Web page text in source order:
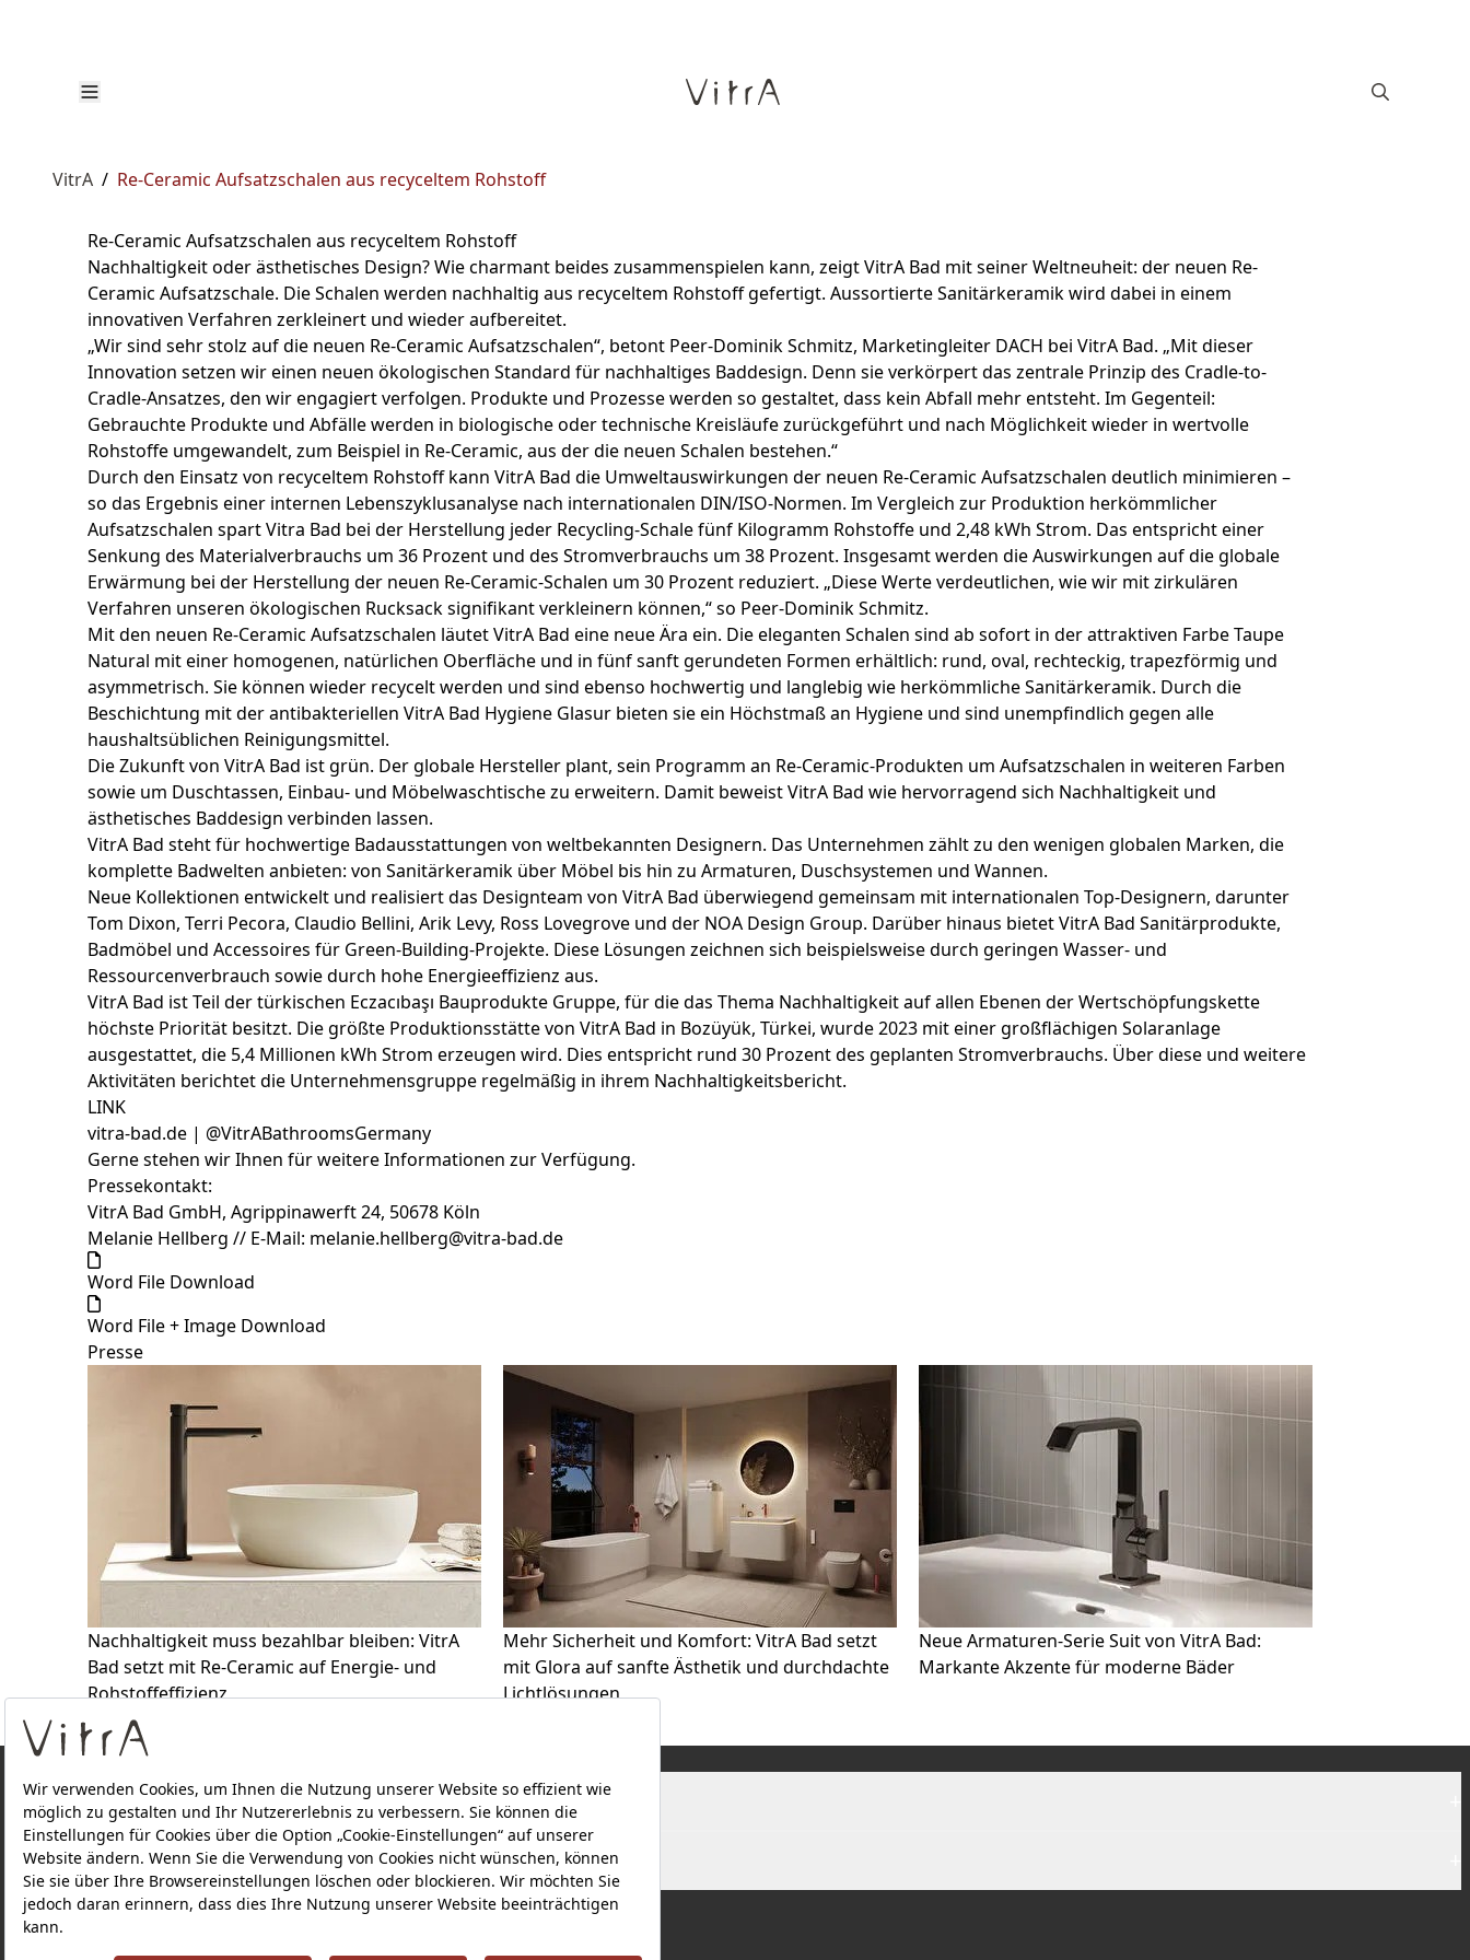
VitrA / Re-Ceramic Aufsatzschalen aus recyceltem Rohstoff
Re-Ceramic Aufsatzschalen aus recyceltem Rohstoff
Nachhaltigkeit oder ästhetisches Design? Wie charmant beides zusammenspielen kann, zeigt VitrA Bad mit seiner Weltneuheit: der neuen Re-
Ceramic Aufsatzschale. Die Schalen werden nachhaltig aus recyceltem Rohstoff gefertigt. Aussortierte Sanitärkeramik wird dabei in einem
innovativen Verfahren zerkleinert und wieder aufbereitet.
„Wir sind sehr stolz auf die neuen Re-Ceramic Aufsatzschalen“, betont Peer-Dominik Schmitz, Marketingleiter DACH bei VitrA Bad. „Mit dieser
Innovation setzen wir einen neuen ökologischen Standard für nachhaltiges Baddesign. Denn sie verkörpert das zentrale Prinzip des Cradle-to-
Cradle-Ansatzes, den wir engagiert verfolgen. Produkte und Prozesse werden so gestaltet, dass kein Abfall mehr entsteht. Im Gegenteil:
Gebrauchte Produkte und Abfälle werden in biologische oder technische Kreisläufe zurückgeführt und nach Möglichkeit wieder in wertvolle
Rohstoffe umgewandelt, zum Beispiel in Re-Ceramic, aus der die neuen Schalen bestehen.“
Durch den Einsatz von recyceltem Rohstoff kann VitrA Bad die Umweltauswirkungen der neuen Re-Ceramic Aufsatzschalen deutlich minimieren –
so das Ergebnis einer internen Lebenszyklusanalyse nach internationalen DIN/ISO-Normen. Im Vergleich zur Produktion herkömmlicher
Aufsatzschalen spart Vitra Bad bei der Herstellung jeder Recycling-Schale fünf Kilogramm Rohstoffe und 2,48 kWh Strom. Das entspricht einer
Senkung des Materialverbrauchs um 36 Prozent und des Stromverbrauchs um 38 Prozent. Insgesamt werden die Auswirkungen auf die globale
Erwärmung bei der Herstellung der neuen Re-Ceramic-Schalen um 30 Prozent reduziert. „Diese Werte verdeutlichen, wie wir mit zirkulären
Verfahren unseren ökologischen Rucksack signifikant verkleinern können,“ so Peer-Dominik Schmitz.
Mit den neuen Re-Ceramic Aufsatzschalen läutet VitrA Bad eine neue Ära ein. Die eleganten Schalen sind ab sofort in der attraktiven Farbe Taupe
Natural mit einer homogenen, natürlichen Oberfläche und in fünf sanft gerundeten Formen erhältlich: rund, oval, rechteckig, trapezförmig und
asymmetrisch. Sie können wieder recycelt werden und sind ebenso hochwertig und langlebig wie herkömmliche Sanitärkeramik. Durch die
Beschichtung mit der antibakteriellen VitrA Bad Hygiene Glasur bieten sie ein Höchstmaß an Hygiene und sind unempfindlich gegen alle
haushaltsüblichen Reinigungsmittel.
Die Zukunft von VitrA Bad ist grün. Der globale Hersteller plant, sein Programm an Re-Ceramic-Produkten um Aufsatzschalen in weiteren Farben
sowie um Duschtassen, Einbau- und Möbelwaschtische zu erweitern. Damit beweist VitrA Bad wie hervorragend sich Nachhaltigkeit und
ästhetisches Baddesign verbinden lassen.
VitrA Bad steht für hochwertige Badausstattungen von weltbekannten Designern. Das Unternehmen zählt zu den wenigen globalen Marken, die
komplette Badwelten anbieten: von Sanitärkeramik über Möbel bis hin zu Armaturen, Duschsystemen und Wannen.
Neue Kollektionen entwickelt und realisiert das Designteam von VitrA Bad überwiegend gemeinsam mit internationalen Top-Designern, darunter
Tom Dixon, Terri Pecora, Claudio Bellini, Arik Levy, Ross Lovegrove und der NOA Design Group. Darüber hinaus bietet VitrA Bad Sanitärprodukte,
Badmöbel und Accessoires für Green-Building-Projekte. Diese Lösungen zeichnen sich beispielsweise durch geringen Wasser- und
Ressourcenverbrauch sowie durch hohe Energieeffizienz aus.
VitrA Bad ist Teil der türkischen Eczacıbaşı Bauprodukte Gruppe, für die das Thema Nachhaltigkeit auf allen Ebenen der Wertschöpfungskette
höchste Priorität besitzt. Die größte Produktionsstätte von VitrA Bad in Bozüyük, Türkei, wurde 2023 mit einer großflächigen Solaranlage
ausgestattet, die 5,4 Millionen kWh Strom erzeugen wird. Dies entspricht rund 30 Prozent des geplanten Stromverbrauchs. Über diese und weitere
Aktivitäten berichtet die Unternehmensgruppe regelmäßig in ihrem Nachhaltigkeitsbericht.
LINK
vitra-bad.de | @VitrABathroomsGermany
Gerne stehen wir Ihnen für weitere Informationen zur Verfügung.
Pressekontakt:
VitrA Bad GmbH, Agrippinawerft 24, 50678 Köln
Melanie Hellberg // E-Mail: melanie.hellberg@vitra-bad.de
Word File Download
Word File + Image Download
Presse
Nachhaltigkeit muss bezahlbar bleiben: VitrA
Bad setzt mit Re-Ceramic auf Energie- und
Rohstoffeffizienz
Mehr Sicherheit und Komfort: VitrA Bad setzt
mit Glora auf sanfte Ästhetik und durchdachte
Lichtlösungen
Neue Armaturen-Serie Suit von VitrA Bad:
Markante Akzente für moderne Bäder
ÜBER UNS
PRODUKTE